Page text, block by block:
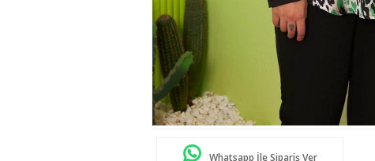
Whatsapp İle Sipariş Ver